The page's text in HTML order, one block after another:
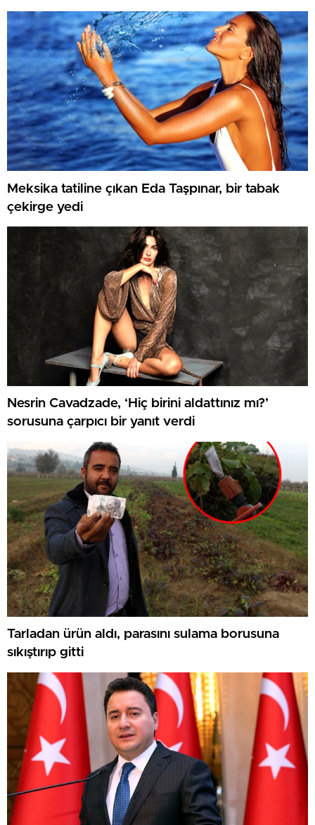
Meksika tatiline çıkan Eda Taşpınar, bir tabak
çekirge yedi
Nesrin Cavadzade, ‘Hiç birini aldattınız mı?’
sorusuna çarpıcı bir yanıt verdi
Tarladan ürün aldı, parasını sulama borusuna
sıkıştırıp gitti